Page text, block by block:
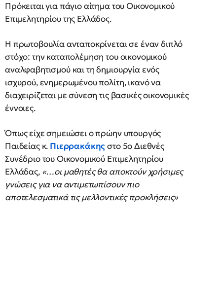
Πρόκειται για πάγιο αίτημα του Οικονομικού
Επιμελητηρίου της Ελλάδος.
Η πρωτοβουλία ανταποκρίνεται σε έναν διπλό
στόχο: την καταπολέμηση του οικονομικού
αναλφαβητισμού και τη δημιουργία ενός
ισχυρού, ενημερωμένου πολίτη, ικανό να
διαχειρίζεται με σύνεση τις βασικές οικονομικές
έννοιες.
Όπως είχε σημειώσει ο πρώην υπουργός
Παιδείας κ. Πιερρακάκηςστο 5ο Διεθνές
Συνέδριο του Οικονομικού Επιμελητηρίου
Ελλάδας, «…οι μαθητές θα αποκτούν χρήσιμες
γνώσεις για να αντιμετωπίσουν πιο
αποτελεσματικά τις μελλοντικές προκλήσεις»